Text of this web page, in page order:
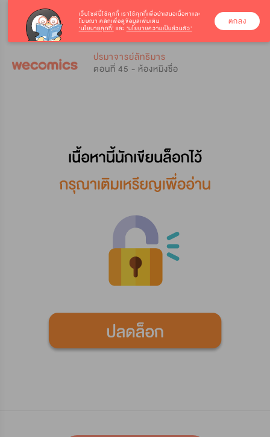
ปรมาจารย์ลัทธิมาร
ตอนที่ 45 - ห้องหมิงชื่อ
เว็บไซต์นี้ใช้คุกกี้ เราใช้คุกกี้เพื่อนำเสนอเนื้อหาและ
โฆษณา คลิกเพื่อดูข้อมูลเพิ่มเติม
‘นโยบายคุกกี้’ และ ‘นโยบายความเป็นส่วนตัว’
ตกลง